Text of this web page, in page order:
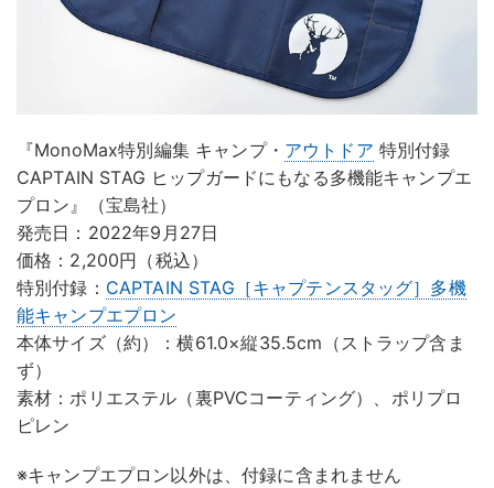
『MonoMax特別編集 キャンプ・ アウトドア 特別付録
CAPTAIN STAG ヒップガードにもなる多機能キャンプエ
プロン』（宝島社）
発売日：2022年9月27日
価格：2,200円（税込）
特別付録： CAPTAIN STAG［キャプテンスタッグ］多機
能キャンプエプロン
本体サイズ（約）：横61.0×縦35.5cm（ストラップ含ま
ず）
素材：ポリエステル（裏PVCコーティング）、ポリプロ
ピレン
※キャンプエプロン以外は、付録に含まれません